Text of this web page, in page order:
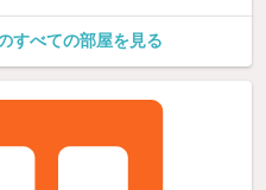
すべての部屋を見る